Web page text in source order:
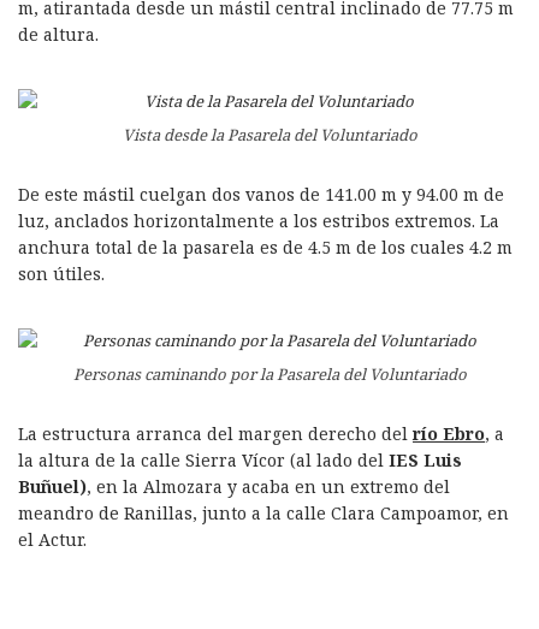
m, atirantada desde un mástil central inclinado de 77.75 m
de altura.
Vista desde la Pasarela del Voluntariado
De este mástil cuelgan dos vanos de 141.00 m y 94.00 m de
luz, anclados horizontalmente a los estribos extremos. La
anchura total de la pasarela es de 4.5 m de los cuales 4.2 m
son útiles.
Personas caminando por la Pasarela del Voluntariado
La estructura arranca del margen derecho del río Ebro, a
la altura de la calle Sierra Vícor (al lado del IES Luis
Buñuel), en la Almozara y acaba en un extremo del
meandro de Ranillas, junto a la calle Clara Campoamor, en
el Actur.